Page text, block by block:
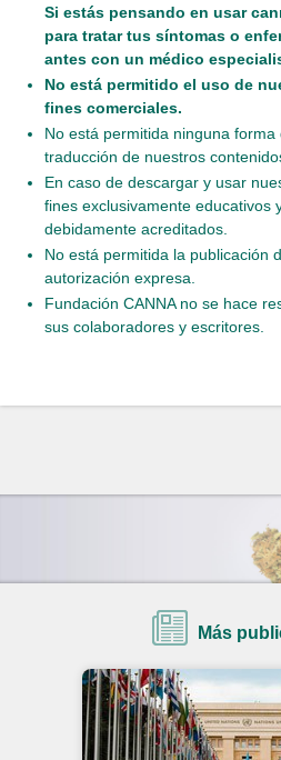
Si estás pensando en usar
para tratar tus síntomas o
antes con un médico
No está permitido el uso de
fines comerciales.
No está permitida ninguna
traducción de nuestros
En caso de descargar y usar
fines exclusivamente educativos
debidamente acreditados.
No está permitida la publicación
autorización expresa.
Fundación CANNA no se hace
sus colaboradores y escritores.
Más